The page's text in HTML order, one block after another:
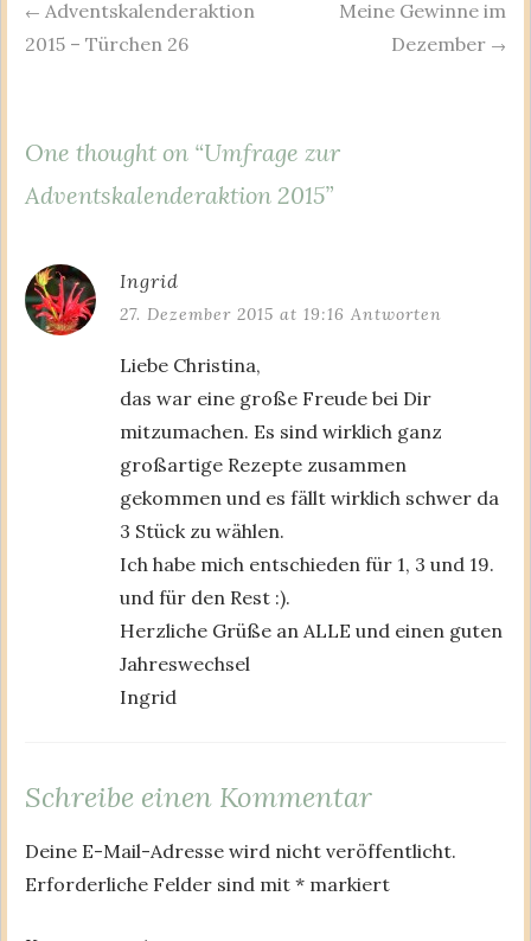
Post
← Adventskalenderaktion
2015 – Türchen 26
Meine Gewinne im
Dezember →
One thought on “Umfrage zur
Adventskalenderaktion 2015”
Ingrid
27. Dezember 2015 at 19:16 Antworten
Liebe Christina,
das war eine große Freude bei Dir
mitzumachen. Es sind wirklich ganz
großartige Rezepte zusammen
gekommen und es fällt wirklich schwer da
3 Stück zu wählen.
Ich habe mich entschieden für 1, 3 und 19.
und für den Rest :).
Herzliche Grüße an ALLE und einen guten
Jahreswechsel
Ingrid
Schreibe einen Kommentar
Deine E-Mail-Adresse wird nicht veröffentlicht.
Erforderliche Felder sind mit * markiert